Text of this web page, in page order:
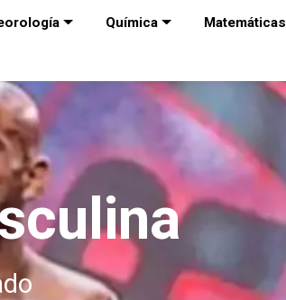
Química Matemáticas